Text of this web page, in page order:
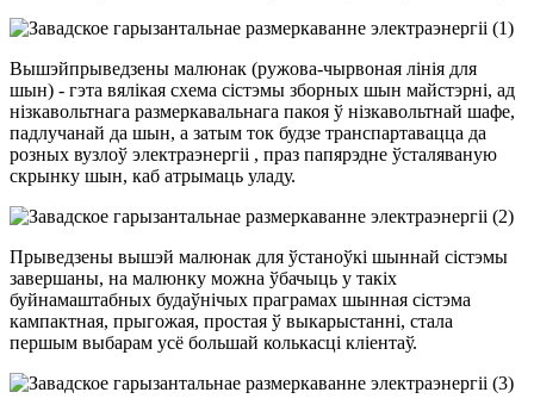
Вышэйпрыведзены малюнак (ружова-чырвоная лінія для
шын) - гэта вялікая схема сістэмы зборных шын майстэрні, ад
нізкавольтнага размеркавальнага пакоя ў нізкавольтнай шафе,
падлучанай да шын, а затым ток будзе транспартавацца да
розных вузлоў электраэнергіі , праз папярэдне ўсталяваную
скрынку шын, каб атрымаць уладу.
Прыведзены вышэй малюнак для ўстаноўкі шыннай сістэмы
завершаны, на малюнку можна ўбачыць у такіх
буйнамаштабных будаўнічых праграмах шынная сістэма
кампактная, прыгожая, простая ў выкарыстанні, стала
першым выбарам усё большай колькасці кліентаў.